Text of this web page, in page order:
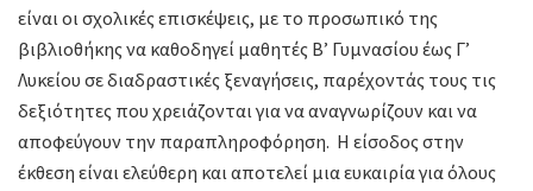
είναι οι σχολικές επισκέψεις, με το προσωπικό της
βιβλιοθήκης να καθοδηγεί μαθητές Β’ Γυμνασίου έως Γ’
Λυκείου σε διαδραστικές ξεναγήσεις, παρέχοντάς τους τις
δεξιότητες που χρειάζονται για να αναγνωρίζουν και να
αποφεύγουν την παραπληροφόρηση. Η είσοδος στην
έκθεση είναι ελεύθερη και αποτελεί μια ευκαιρία για όλους